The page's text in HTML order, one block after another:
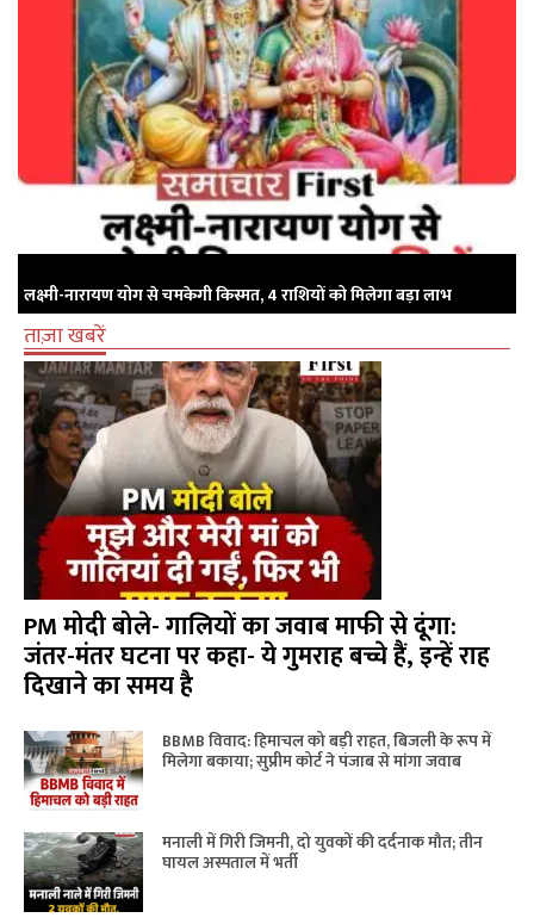
लक्ष्मी-नारायण योग से चमकेगी किस्मत, 4 राशियों को मिलेगा बड़ा लाभ
ताज़ा खबरें
PM मोदी बोले- गालियों का जवाब माफी से दूंगा:
जंतर-मंतर घटना पर कहा- ये गुमराह बच्चे हैं, इन्हें राह
दिखाने का समय है
BBMB विवाद: हिमाचल को बड़ी राहत, बिजली के रूप में
मिलेगा बकाया; सुप्रीम कोर्ट ने पंजाब से मांगा जवाब
मनाली में गिरी जिमनी, दो युवकों की दर्दनाक मौत; तीन
घायल अस्पताल में भर्ती